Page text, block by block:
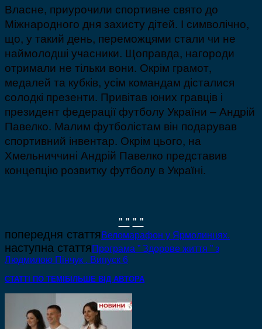
Власне, приурочили спортивне свято до
Міжнародного дня захисту дітей. І символічно,
що, у такий день, переможцями стали чи не
наймолодші учасники. Щоправда, нагороди
отримали не тільки вони. Окрім грамот,
медалей та кубків, усім командам дісталися
солодкі презенти. Привітав юних гравців і
президент федерації футболу України – Андрій
Павелко. Малим футболістам він подарував
спортивний інвентар. Окрім цього, на
Хмельниччині Андрій Павелко представив
концепцію розвитку футболу в Україні.
" " " "
попередня статтяВеломарафон у Ярмолинцях.
наступна статтяПрограма ” Здорове життя ” з
Людмилою Пінчук . Випуск 6
СТАТТІ ПО ТЕМІ БІЛЬШЕ ВІД АВТОРА